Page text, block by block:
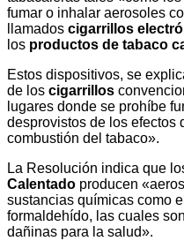
fumar o inhalar aerosoles
llamados cigarrillos
los productos de tabaco
Estos dispositivos, se
de los cigarrillos
lugares donde se prohíbe
desprovistos de los efectos
combustión del tabaco».
La Resolución indica que
Calentado producen
sustancias químicas como
formaldehído, las cuales
dañinas para la salud».